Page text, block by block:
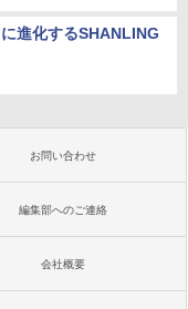
進化するSHANLING
お問い合わせ
編集部へのご連絡
会社概要